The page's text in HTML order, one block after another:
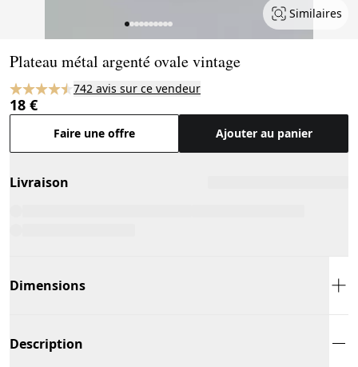
Similaires
Plateau métal argenté ovale vintage
742 avis sur ce vendeur
18 €
Faire une offre Ajouter au panier
Livraison
Dimensions
Description